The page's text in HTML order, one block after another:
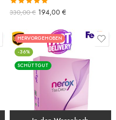
Bewertet mit
330,00€ 194,00 €
HERVORGEHOBEN
-36%
SCHÜTTGUT